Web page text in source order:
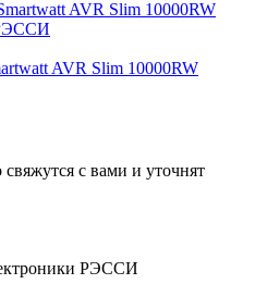
AVR Slim 10000RW
с вами и уточнят
РЭССИ